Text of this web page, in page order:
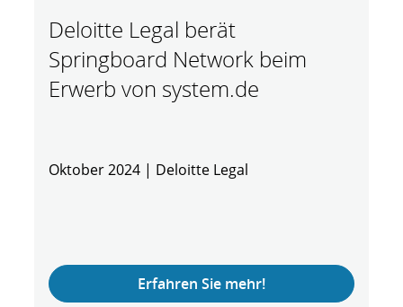
Deloitte Legal berät
Springboard Network beim
Erwerb von system.de
Oktober 2024 | Deloitte Legal
Erfahren Sie mehr!